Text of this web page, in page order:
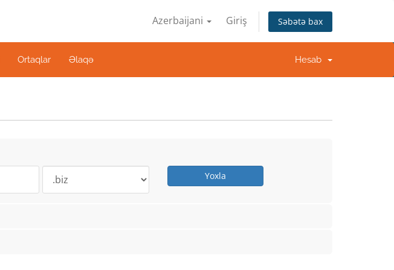
Azerbaijani Giriş Səbətə bax
Ortaqlar Əlaqə Hesab
Yoxla